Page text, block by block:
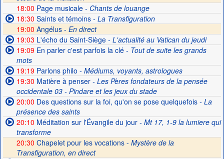
18:00 Page musicale- Chants de louange
18:30 Saints et témoins- La Transfiguration
19:00 Angélus - En direct
19:03 L'écho du Saint-Siège- L'actualité au Vatican du jeudi
19:09En parler c'est parfois la clé- Tout de suite les grands
mots
19:19Parlons philo - Médiums, voyants, astrologues
19:30 Matière à penser- Les Pères fondateurs de la pensée
occidentale 03 - Pindare et les jeux du stade
20:00 Des questions sur la foi, qu'on se pose quelquefois- La
présence des saints
20:10 Méditation sur l'Évangile du jour- Mt 17, 1-9 la lumiere qui
transforme
20:30 Chapelet pour les vocations - Mystère de la
Transfiguration, en direct